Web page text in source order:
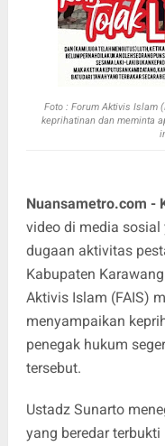
Foto :Forum Aktivis Islam
keprihatinan dan meminta
Nuansametro.com -
video di media
dugaan aktivitas
Kabupaten
Aktivis Islam (FAIS)
menyampaikan
penegak hukum
tersebut.
Ustadz Sunarto
yang beredar